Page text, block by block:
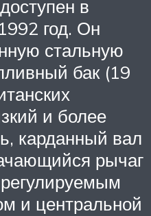
в
год. Он
стальную
бак (19
и более
карданный вал
рычаг
и центральной